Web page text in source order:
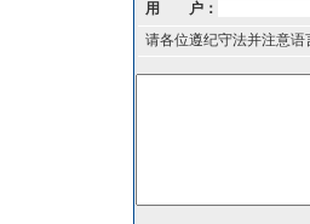
用 户：
请各位遵纪守法并注意语